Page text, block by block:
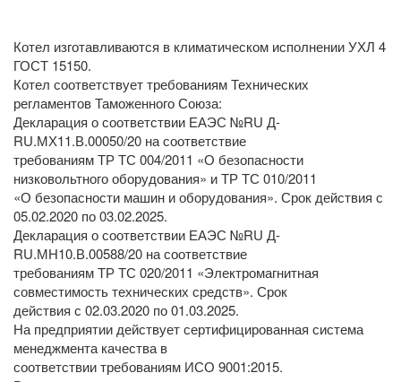
Котел изготавливаются в климатическом исполнении УХЛ 4
ГОСТ 15150.
Котел соответствует требованиям Технических
регламентов Таможенного Союза:
Декларация о соответствии ЕАЭС №RU Д-
RU.МХ11.В.00050/20 на соответствие
требованиям ТР ТС 004/2011 «О безопасности
низковольтного оборудования» и ТР ТС 010/2011
«О безопасности машин и оборудования». Срок действия с
05.02.2020 по 03.02.2025.
Декларация о соответствии ЕАЭС №RU Д-
RU.МН10.В.00588/20 на соответствие
требованиям ТР ТС 020/2011 «Электромагнитная
совместимость технических средств». Срок
действия с 02.03.2020 по 01.03.2025.
На предприятии действует сертифицированная система
менеджмента качества в
соответствии требованиям ИСО 9001:2015.